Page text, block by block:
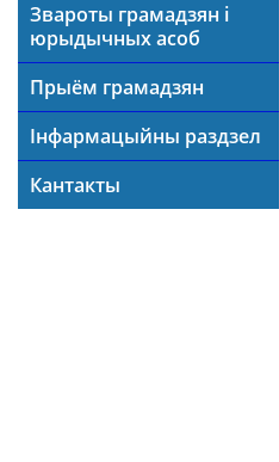
Звароты грамадзян і
юрыдычных асоб
Прыём грамадзян
Інфармацыйны раздзел
Кантакты